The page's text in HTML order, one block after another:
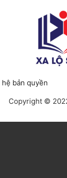
hệ bản quyền
Copyright ©